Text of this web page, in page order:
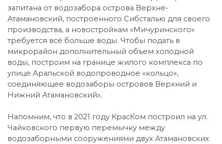
запитана от водозабора острова Верхне-
Атамановский, построенного Сибсталью для своего
производства, а новостройкам «Мичуринского»
требуется всё больше воды. Чтобы подать в
микрорайон дополнительный объем холодной
воды, построим на границе жилого комплекса по
улице Аральской водопроводное «кольцо»,
соединяющее водозаборы островов Верхний и
Нижний Атамановский».
Напомним, что в 2021 году КрасКом построил на ул.
Чайковского первую перемычку между
водозаборными сооружениями двух Атамановских